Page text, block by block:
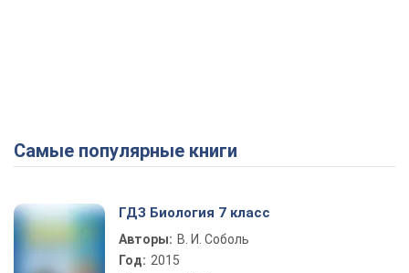
Самые популярные книги
ГДЗ Биология 7 класс
Авторы: В. И. Соболь
Год: 2015